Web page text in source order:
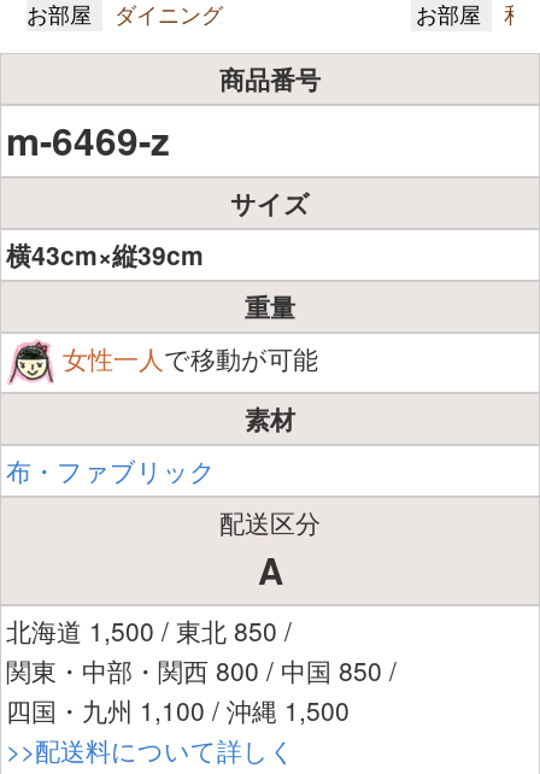
お部屋 ダイニング お部屋 和
商品番号
m-6469-z
サイズ
横43cm×縦39cm
重量
女性一人で移動が可能
素材
布・ファブリック
配送区分
A
北海道 1,500 / 東北 850 /
関東・中部・関西 800 / 中国 850 /
四国・九州 1,100 / 沖縄 1,500
>>配送料について詳しく